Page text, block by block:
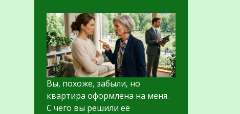
Вы, похоже, забыли, но
квартира оформлена на меня.
С чего вы решили её